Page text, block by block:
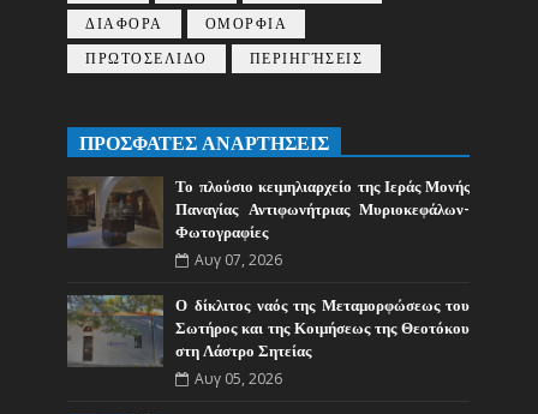
ΔΙΑΦΟΡΑ
ΟΜΟΡΦΙΑ
ΠΡΩΤΟΣΕΛΙΔΟ
ΠΕΡΙΗΓΉΣΕΙΣ
ΠΡΟΣΦΑΤΕΣ ΑΝΑΡΤΗΣΕΙΣ
Το πλούσιο κειμηλιαρχείο της Ιεράς Μονής
Παναγίας Αντιφωνήτριας Μυριοκεφάλων-
Φωτογραφίες
Αυγ 07, 2026
Ο δίκλιτος ναός της Μεταμορφώσεως του
Σωτήρος και της Κοιμήσεως της Θεοτόκου
στη Λάστρο Σητείας
Αυγ 05, 2026